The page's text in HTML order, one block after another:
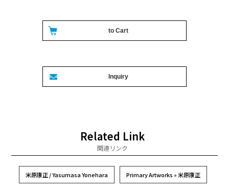
Related Link
関連リンク
米原康正 / Yasumasa Yonehara Primary Artworks » 米原康正